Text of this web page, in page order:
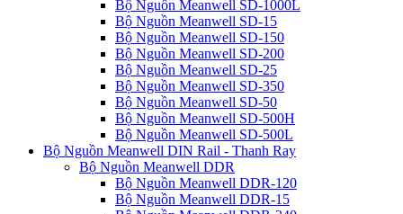
Bộ Nguồn Meanwell SD-1000L
Bộ Nguồn Meanwell SD-15
Bộ Nguồn Meanwell SD-150
Bộ Nguồn Meanwell SD-200
Bộ Nguồn Meanwell SD-25
Bộ Nguồn Meanwell SD-350
Bộ Nguồn Meanwell SD-50
Bộ Nguồn Meanwell SD-500H
Bộ Nguồn Meanwell SD-500L
Bộ Nguồn Meanwell DIN Rail - Thanh Ray
Bộ Nguồn Meanwell DDR
Bộ Nguồn Meanwell DDR-120
Bộ Nguồn Meanwell DDR-15